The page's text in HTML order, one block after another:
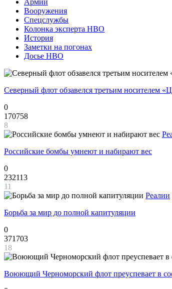
Армии
Вооружения
Спецслужбы
Колонка эксперта НВО
История
Заметки на погонах
Досье НВО
Северный флот обзавелся третьим носителем
0
170758
8
Российские бомбы умнеют и набирают вес
0
232113
11
Реалии
Борьба за мир до полной капитуляции
0
371703
18
Воюющий Черноморский флот преуспевает в